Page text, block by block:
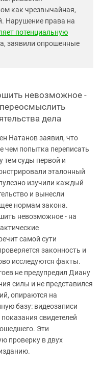
как чрезвычайная,
Нарушение права на
потенциальную
заявили опрошенные
невозможное -
дела
Натанов заявил, что
чем попытка переписать
суды первой и
эталонный
изучили каждый
и вынесли
нормам закона.
невозможное - на
самой сути
законность и
исследуются факты.
не предупредил Диану
силы и не представился
опираются на
базу: видеозаписи
свидетелей
Эти
проверку в двух